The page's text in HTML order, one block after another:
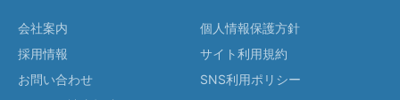
会社案内
採用情報
お問い合わせ
個人情報保護方針
サイト利用規約
SNS利用ポリシー